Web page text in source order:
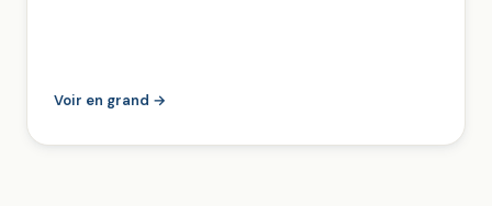
Voir en grand →